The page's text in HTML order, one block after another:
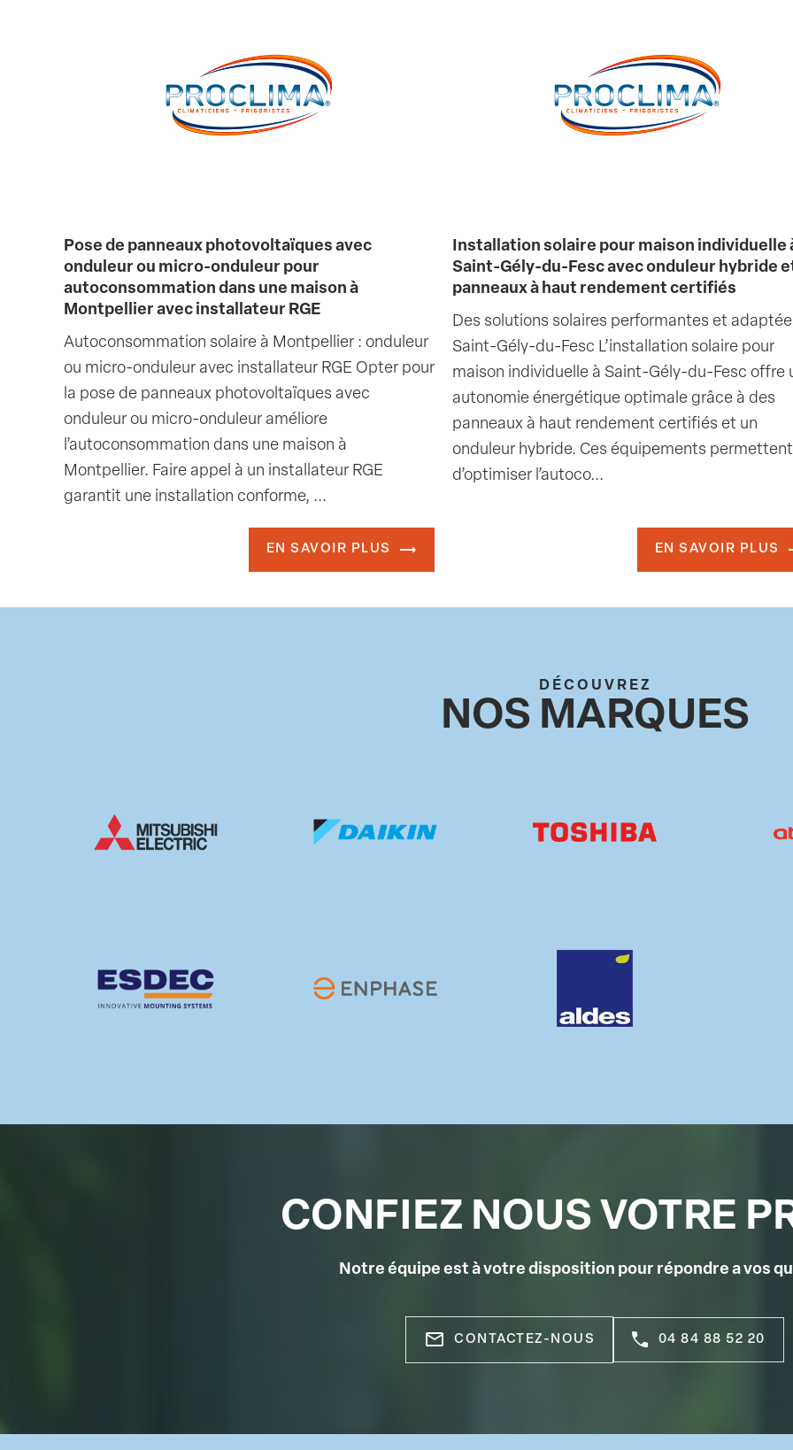
Pose de panneaux photovoltaïques avec
onduleur ou micro-onduleur pour
autoconsommation dans une maison à
Montpellier avec installateur RGE
Autoconsommation solaire à Montpellier : onduleur
ou micro-onduleur avec installateur RGE Opter pour
la pose de panneaux photovoltaïques avec
onduleur ou micro-onduleur améliore
l’autoconsommation dans une maison à
Montpellier. Faire appel à un installateur RGE
garantit une installation conforme, ...
EN SAVOIR PLUS
Installation solaire pour maison individuelle
Saint-Gély-du-Fesc avec onduleur hybride
panneaux à haut rendement certifiés
Des solutions solaires performantes et
Saint-Gély-du-Fesc L’installation solaire pour
maison individuelle à Saint-Gély-du-Fesc offre
autonomie énergétique optimale grâce à des
panneaux à haut rendement certifiés et un
onduleur hybride. Ces équipements permettent
d’optimiser l’autoco...
EN SAVOIR PLUS
DÉCOUVREZ
NOS MARQUES
CONFIEZ NOUS VOTRE
Notre équipe est à votre disposition pour répondre a vos
mail_outline CONTACTEZ-NOUS 04 84 88 52 20